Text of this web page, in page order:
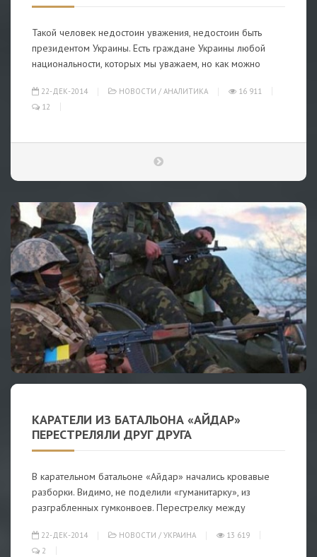
Такой человек недостоин уважения, недостоин быть
президентом Украины. Есть граждане Украины любой
национальности, которых мы уважаем, но как можно
22-ДЕК-2014 НОВОСТИ / АНАЛИТИКА
16 911
12
КАРАТЕЛИ ИЗ БАТАЛЬОНА «АЙДАР»
ПЕРЕСТРЕЛЯЛИ ДРУГ ДРУГА
В карательном батальоне «Айдар» начались кровавые
разборки. Видимо, не поделили «гуманитарку», из
разграбленных гумконвоев. Перестрелку между
22-ДЕК-2014 НОВОСТИ / УКРАИНА
13 619
2